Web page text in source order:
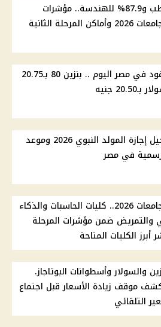
92.8% للطب و87.9% للهندسة.. مؤشرات
الثانية
أسعار الوقود في مصر اليوم .. بنزين 80 بـ20.75
جنيه
موقف ترحيل إجازة المولد النبوي 2026 وموعد
في مصر
تنسيق الجامعات 2026.. كليات الحاسبات والذكاء
والتمريض ضمن مؤشرات المرحلة
أبرز الكليات المتاحة
والسولار وأسطوانات البوتاجاز.
موقف زيادة الأسعار قبل اجتماع
التلقائي